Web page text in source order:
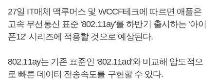
27일 IT매체 맥루머스 및 WCCF테크에 따르면 애플은
고속 무선통신 표준 ‘802.11ay’를 하반기 출시하는 ‘아이
폰12’ 시리즈에 적용할 것으로 예상된다.
802.11ay는 기존 표준인 ‘802.11ad’와 비교해 압도적으
로 빠른 데이터 전송속도를 구현할 수 있다.